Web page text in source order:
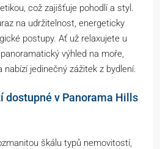
což zajišťuje pohodlí a styl.
na udržitelnost, energeticky
postupy. Ať už relaxujete u
výhled na moře,
nabízí jedinečný zážitek z bydlení.
dostupné v Panorama Hills
škálu typů nemovitostí,